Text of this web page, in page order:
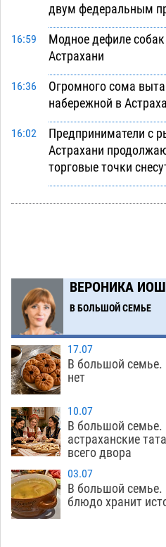
двум федеральным
16:59
Модное дефиле
Астрахани
16:36
Огромного сома
набережной в
16:02
Предприниматели с
Астрахани
торговые точки
на новой
в музее Пушкина в
13:50
Мэрия Астрахани
зеленые зоны на
13:13
Скончался второй
Астрахани
12:49
Астраханские
стартовали на
12:16
В астраханском селе
машину свекрови
ВЕРОНИКА
В БОЛЬШОЙ СЕМЬЕ
17.07
В большой
нет
10.07
В большой семье.
астраханские
всего двора
03.07
В большой семье.
блюдо хранит